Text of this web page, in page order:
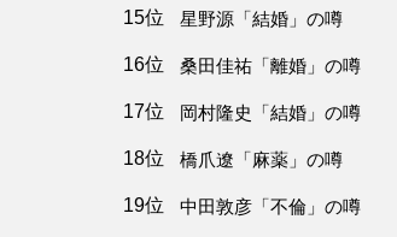
15位 星野源「結婚」の噂
16位 桑田佳祐「離婚」の噂
17位 岡村隆史「結婚」の噂
18位 橋爪遼「麻薬」の噂
19位 中田敦彦「不倫」の噂